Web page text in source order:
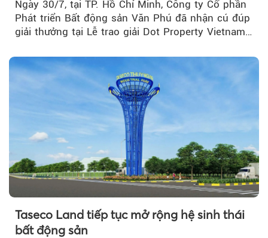
Ngày 30/7, tại TP. Hồ Chí Minh, Công ty Cổ phần
Phát triển Bất động sản Văn Phú đã nhận cú đúp
giải thưởng tại Lễ trao giải Dot Property Vietnam
Taseco Land tiếp tục mở rộng hệ sinh thái
bất động sản